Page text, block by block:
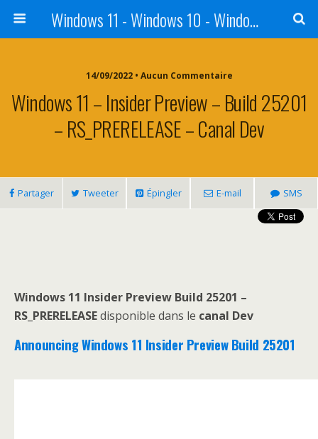
Windows 11 - Windows 10 - Windows 8 - Windows 7 - VISTA
14/09/2022 • Aucun Commentaire
Windows 11 – Insider Preview – Build 25201
– RS_PRERELEASE – Canal Dev
Partager Tweeter Épingler E-mail SMS
Windows 11 Insider Preview Build 25201 –
RS_PRERELEASEdisponible dans le canal Dev
Announcing Windows 11 Insider Preview Build 25201